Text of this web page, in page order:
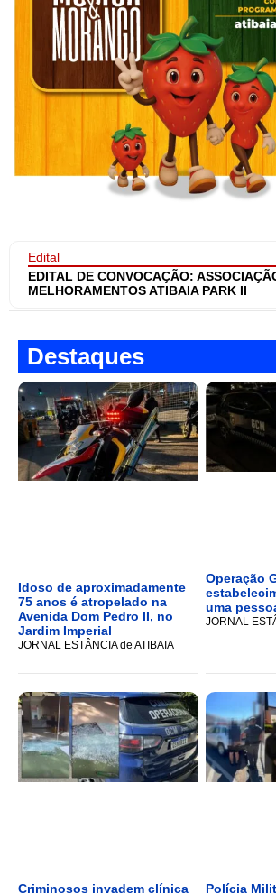
Edital
EDITAL DE CONVOCAÇÃO:
MELHORAMENTOS ATIBAIA PARK II
Destaques
Idoso de aproximadamente
75 anos é atropelado na
Avenida Dom Pedro II, no
Jardim Imperial
JORNAL ESTÂNCIA de ATIBAIA
Operação
uma
JORNAL
Criminosos invadem clínica
Polícia